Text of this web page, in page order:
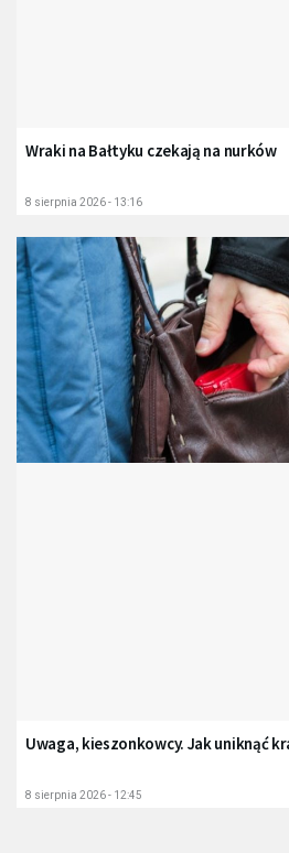
Wraki na Bałtyku czekają na nurków
8 sierpnia 2026 - 13:16
Uwaga, kieszonkowcy. Jak uniknąć
8 sierpnia 2026 - 12:45